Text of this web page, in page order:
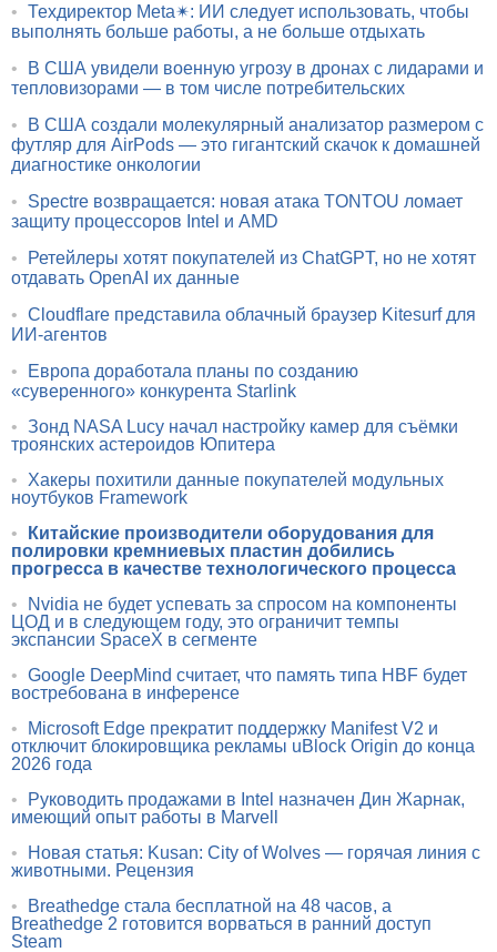
• Техдиректор Meta✴: ИИ следует использовать, чтобы
выполнять больше работы, а не больше отдыхать
•
В США увидели военную угрозу в дронах с лидарами и
тепловизорами — в том числе потребительских
•
В США создали молекулярный анализатор размером с
футляр для AirPods — это гигантский скачок к домашней
диагностике онкологии
•
Spectre возвращается: новая атака TONTOU ломает
защиту процессоров Intel и AMD
•
Ретейлеры хотят покупателей из ChatGPT, но не хотят
отдавать OpenAI их данные
• Cloudflare представила облачный браузер Kitesurf для
ИИ-агентов
•
Европа доработала планы по созданию
«суверенного» конкурента Starlink
• Зонд NASA Lucy начал настройку камер для съёмки
троянских астероидов Юпитера
•
Хакеры похитили данные покупателей модульных
ноутбуков Framework
•
Китайские производители оборудования для
полировки кремниевых пластин добились
прогресса в качестве технологического процесса
•
Nvidia не будет успевать за спросом на компоненты
ЦОД и в следующем году, это ограничит темпы
экспансии SpaceX в сегменте
• Google DeepMind считает, что память типа HBF будет
востребована в инференсе
•
Microsoft Edge прекратит поддержку Manifest V2 и
отключит блокировщика рекламы uBlock Origin до конца
2026 года
•
Руководить продажами в Intel назначен Дин Жарнак,
имеющий опыт работы в Marvell
•
Новая статья: Kusan: City of Wolves — горячая линия с
животными. Рецензия
•
Breathedge стала бесплатной на 48 часов, а
Breathedge 2 готовится ворваться в ранний доступ
Steam